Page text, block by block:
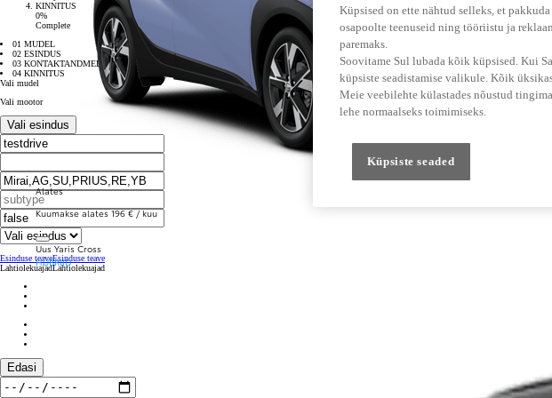
Alates
Kuumakse alates 196 € / kuu
Uus Yaris Cross
HÜBRIID
KINNITUS
0%
Complete
01 MUDEL
02 ESINDUS
03 KONTAKTANDMED
04 KINNITUS
Vali mudel
Vali mootor
Vali esindus
Esinduse teaveEsinduse teave
LahtiolekuajadLahtiolekuajad
Edasi
Küpsised on ette nähtud selleks, et
osapoolte teenuseid ning tööriistu ja
paremaks.
Soovitame Sul lubada kõik küpsised. Kui
küpsiste seadistamise valikule. Kõik
Meie veebilehte külastades nõustud
lehe normaalseks toimimiseks.
Küpsiste seaded